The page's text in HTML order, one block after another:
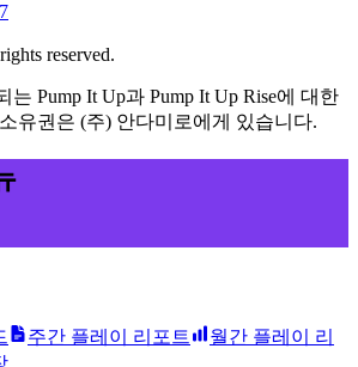
reserved.
는 Pump It Up과 Pump It Up Rise에 대한
유권은 (주) 안다미로에게 있습니다.
주간 플레이 리포트
월간 플레이 리